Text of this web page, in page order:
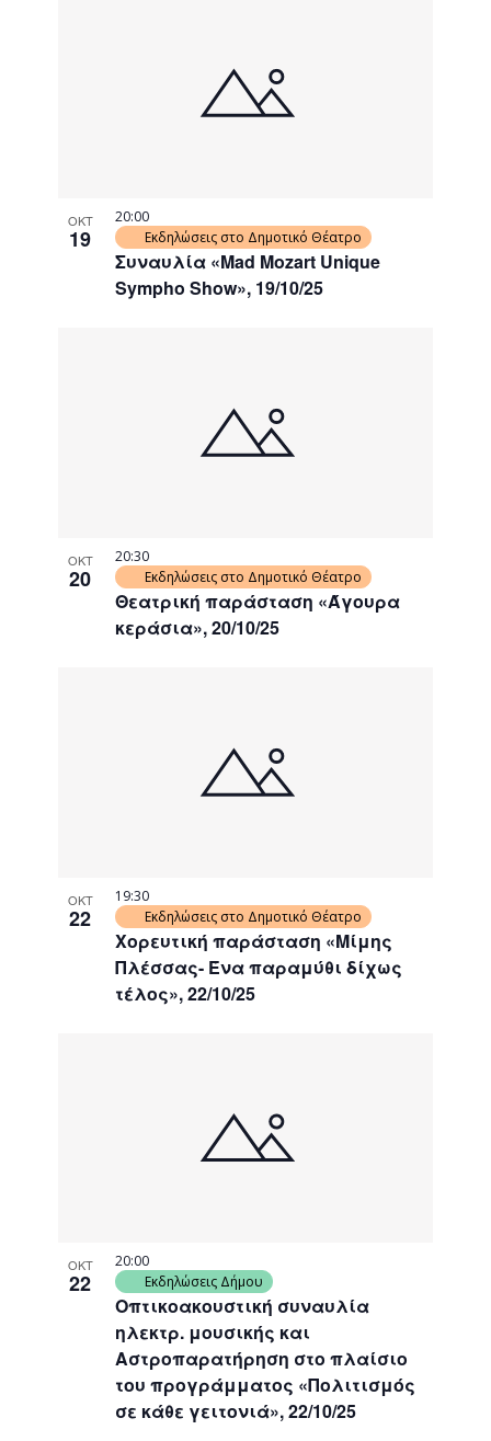
ΟΚΤ
19
Συναυλία «Mad Mozart Unique
Sympho Show», 19/10/25
20:00
Εκδηλώσεις στο Δημοτικό Θέατρο
ΟΚΤ
20
Θεατρική παράσταση «Άγουρα
κεράσια», 20/10/25
20:30
Εκδηλώσεις στο Δημοτικό Θέατρο
ΟΚΤ
22
Χορευτική παράσταση «Μίμης
Πλέσσας- Ένα παραμύθι δίχως
τέλος», 22/10/25
19:30
Εκδηλώσεις στο Δημοτικό Θέατρο
ΟΚΤ
22
Οπτικοακουστική συναυλία
ηλεκτρ. μουσικής και
Αστροπαρατήρηση στο πλαίσιο
του προγράμματος «Πολιτισμός
σε κάθε γειτονιά», 22/10/25
20:00
Εκδηλώσεις Δήμου